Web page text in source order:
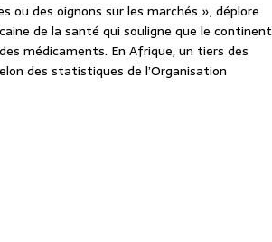
des oignons sur les marchés », déplore
de la santé qui souligne que le continent
médicaments. En Afrique, un tiers des
des statistiques de l’Organisation